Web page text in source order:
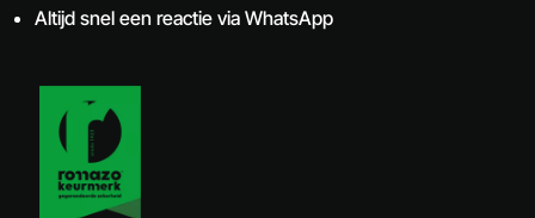
Altijd snel een reactie via WhatsApp